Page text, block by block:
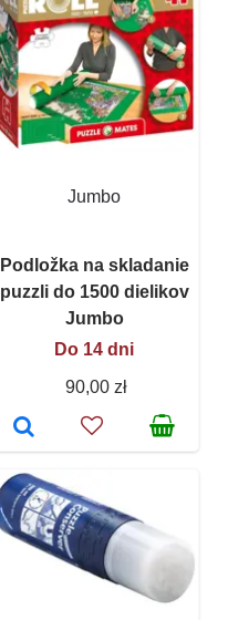
Jumbo
Podložka na skladanie
puzzli do 1500 dielikov
Jumbo
Do 14 dni
90,00 zł